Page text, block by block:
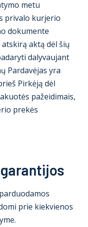
metu
privalo kurjerio
dokumente
aktą dėl šių
dalyvaujant
Pardavėjas yra
Pirkėją dėl
pažeidimais,
prekės
prie kiekvienos